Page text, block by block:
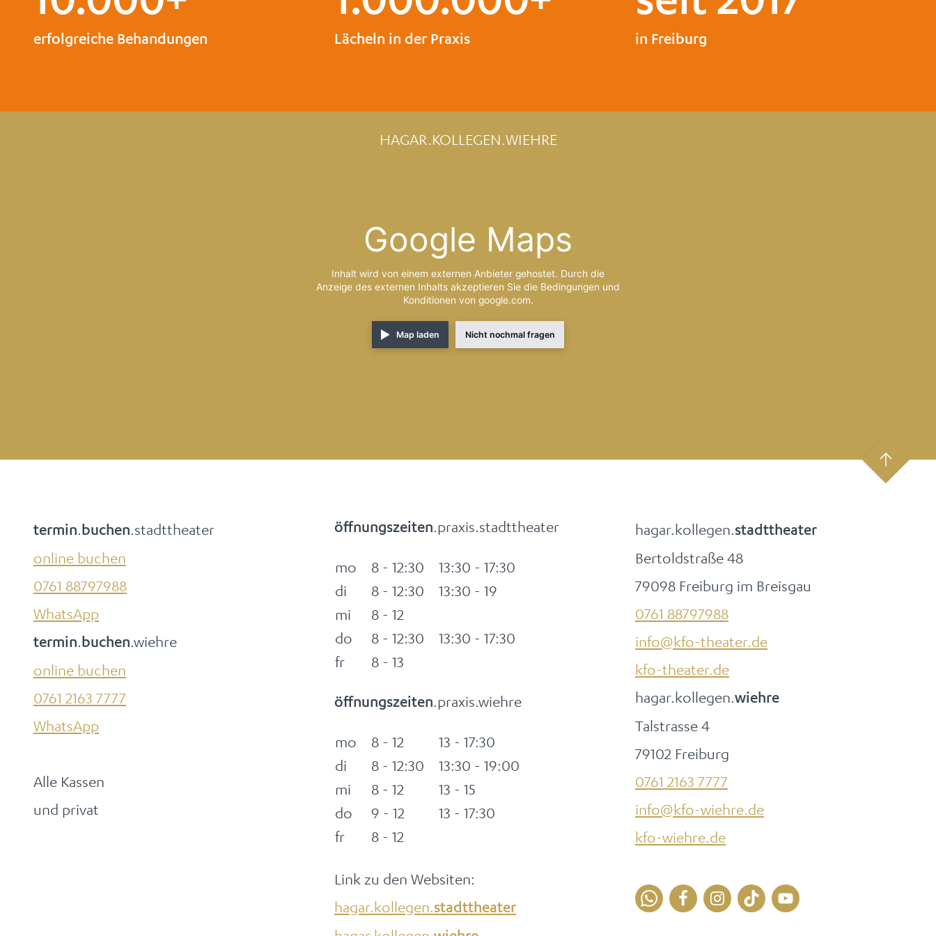
erfolgreiche Behandungen Lächeln in der Praxis in Freiburg
Google Maps
Inhalt wird von einem externen Anbieter gehostet. Durch die
Anzeige des externen Inhalts akzeptieren Sie die Bedingungen und
Konditionen von google.com.
Map laden Nicht nochmal fragen
HAGAR.KOLLEGEN.WIEHRE
termin.buchen.stadttheater
online buchen
0761 88797988
WhatsApp
termin.buchen.wiehre
online buchen
0761 2163 7777
WhatsApp
Alle Kassen
und privat
öffnungszeiten.praxis.stadttheater
mo 8 - 12:30
13:30 - 17:30
di
8 - 12:30
13:30 - 19
mi
8 - 12
do
8 - 12:30
13:30 - 17:30
fr
8 - 13
öffnungszeiten.praxis.wiehre
mo 8 - 12
13 - 17:30
di
8 - 12:30
13:30 - 19:00
mi
8 - 12
13 - 15
do
9 - 12
13 - 17:30
fr
8 - 12
Link zu den Websiten:
hagar.kollegen.stadttheater
hagar.kollegen.stadttheater
Bertoldstraße 48
79098 Freiburg im Breisgau
0761 88797988
info@kfo-theater.de
kfo-theater.de
hagar.kollegen.wiehre
Talstrasse 4
79102 Freiburg
0761 2163 7777
info@kfo-wiehre.de
kfo-wiehre.de